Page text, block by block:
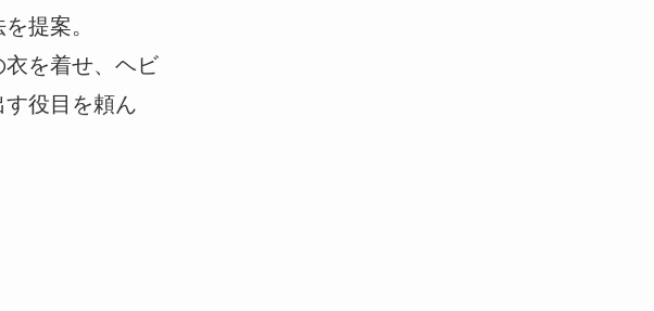
提案。
を着せ、ヘビ
役目を頼ん